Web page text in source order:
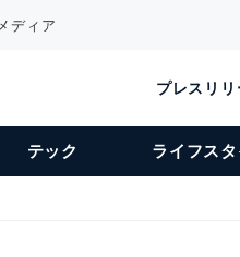
ディア
プレスリ
テック ライフス